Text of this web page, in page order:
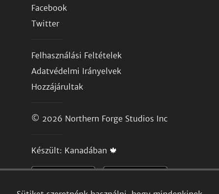
Facebook
Twitter
Felhasználási Feltételek
Adatvédelmi Irányelvek
Hozzájárultak
© 2026 Northern Forge Studios Inc
Készült: Kanadában 🍁